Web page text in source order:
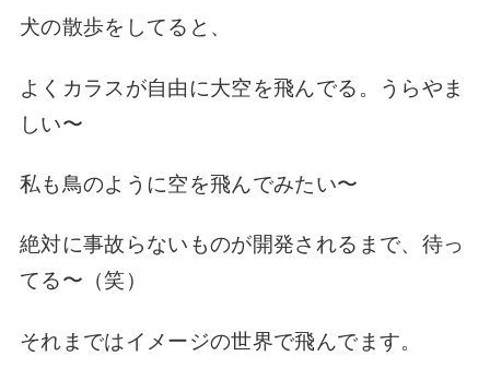
犬の散歩をしてると、
よくカラスが自由に大空を飛んでる。うらやま
しい〜
私も鳥のように空を飛んでみたい〜
絶対に事故らないものが開発されるまで、待っ
てる〜（笑）
それまではイメージの世界で飛んでます。